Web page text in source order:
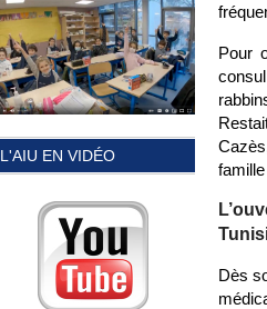
Pour
Dès
L'AIU EN VIDÉO